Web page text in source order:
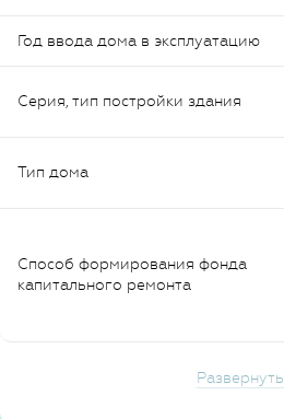
Год ввода дома в эксплуатацию
Серия, тип постройки здания
Тип дома
Способ формирования фонда
капитального ремонта
Развернуть